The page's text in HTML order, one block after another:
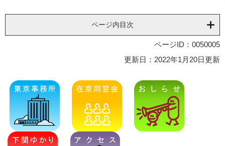
ページ内目次
ページID：0050005
更新日：2022年1月20日更新